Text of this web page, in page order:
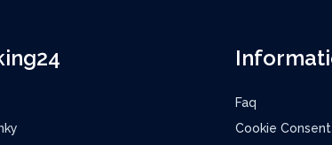
Faq
Cookie Consent